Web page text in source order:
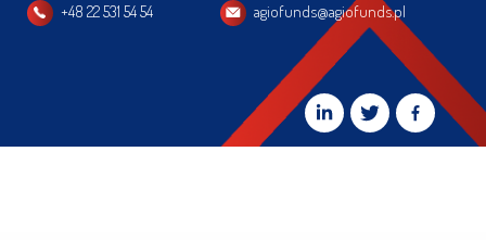
+48 22 531 54 54 agiofunds@agiofunds.pl